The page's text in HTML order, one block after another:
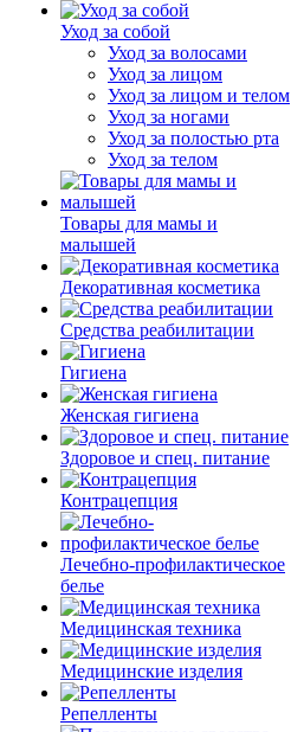
Уход за собой
Уход за волосами
Уход за лицом
Уход за лицом и телом
Уход за ногами
Уход за полостью рта
Уход за телом
Товары для мамы и
малышей
Декоративная косметика
Средства реабилитации
Гигиена
Женская гигиена
Здоровое и спец. питание
Контрацепция
Лечебно-профилактическое
белье
Медицинская техника
Медицинские изделия
Репелленты